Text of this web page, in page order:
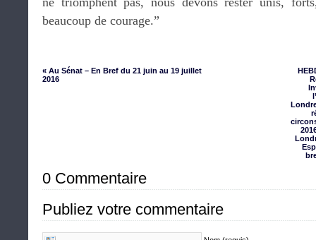
beaucoup de courage.”
« Au Sénat – En Bref du 21 juin au 19 juillet
2016
0 Commentaire
Publiez votre commentaire